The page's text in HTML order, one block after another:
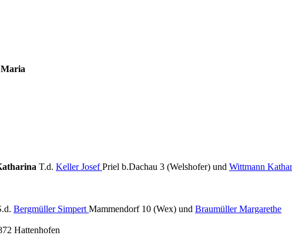
T.d. Keller JosefPriel b.Dachau 3 (Welshofer) und Wittmann
Bergmüller Simpert Mammendorf 10 (Wex) und Braumüller Margarethe
Hattenhofen